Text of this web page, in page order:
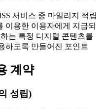
서비스 중 마일리지 적립
이용한 이용자에게 지급되
는 특정 디지털 콘텐츠를
하도록 만들어진 포인트
계약
성립)